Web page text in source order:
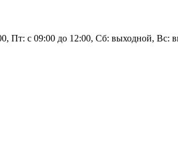
Пт: с 09:00 до 12:00, Сб: выходной, Вс: